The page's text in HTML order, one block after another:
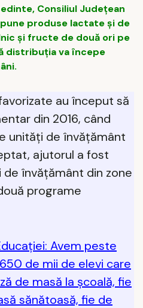
Consiliul Judeţean
produse lactate și de
și fructe de două ori pe
distribuția va începe
au început să
din 2016, când
unități de învățământ
ajutorul a fost
învățământ din zone
programe
Avem peste
de mii de elevi care
de masă la școală, fie
sănătoasă, fie de